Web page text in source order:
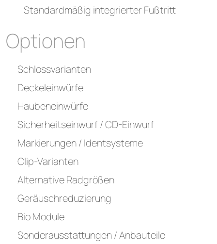
Standardmäßig integrierter Fußtritt
Optionen
Schlossvarianten
Deckeleinwürfe
Haubeneinwürfe
Sicherheitseinwurf / CD-Einwurf
Markierungen / Identsysteme
Clip-Varianten
Alternative Radgrößen
Geräuschreduzierung
Bio Module
Sonderausstattungen / Anbauteile